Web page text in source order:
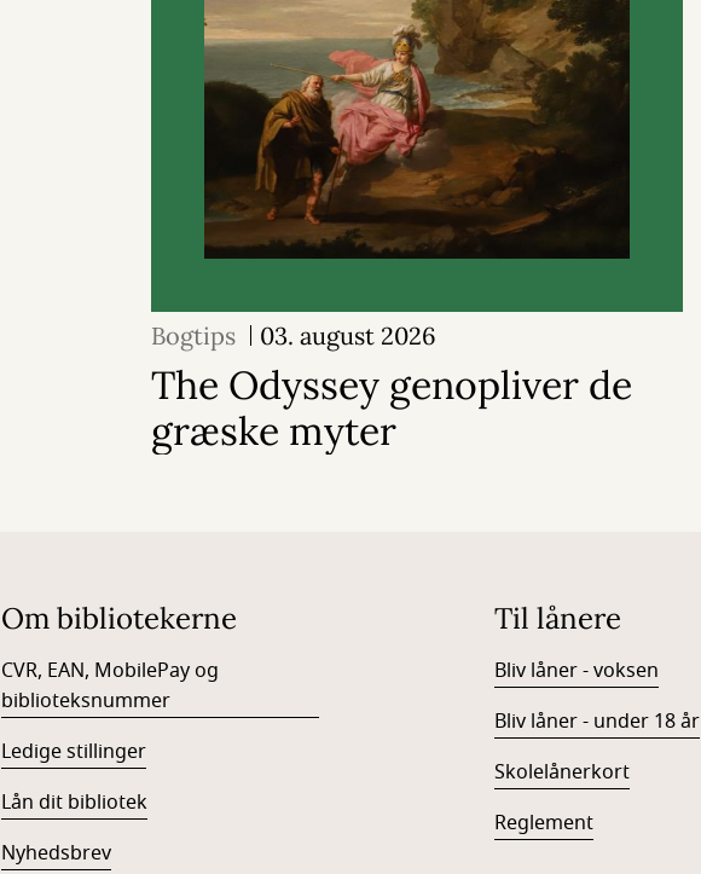
Bogtips 03. august 2026
The Odyssey genopliver de
græske myter
Om bibliotekerne
CVR, EAN, MobilePay og
biblioteksnummer
Ledige stillinger
Lån dit bibliotek
Nyhedsbrev
Til lånere
Bliv låner - voksen
Bliv låner - under 18 år
Skolelånerkort
Reglement